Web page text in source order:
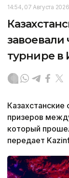
14:54, 07 Августа 2026
турнире в
призеров
который
передает